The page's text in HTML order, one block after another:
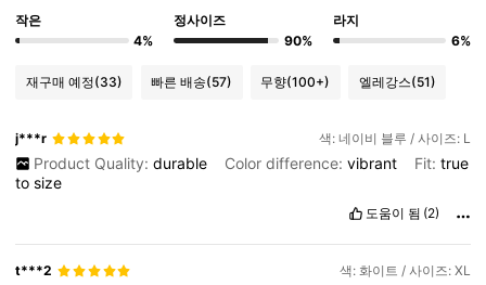
작은
4%
정사이즈
90%
라지
6%
재구매 예정(33) 빠른 배송(57) 무향(100+) 엘레강스(51)
j***r 색: 네이비 블루 / 사이즈: L
Product Quality: durable Color difference: vibrant Fit: true
tosize
도움이 됨 (2)
t***2 색: 화이트 / 사이즈: XL